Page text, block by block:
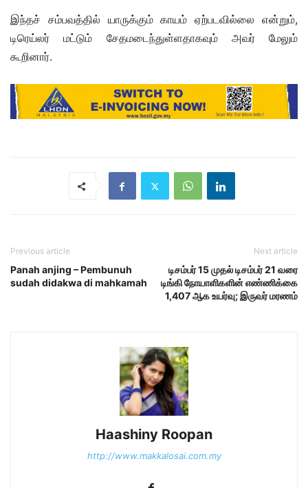
இந்தச் சம்பவத்தில் யாருக்கும் காயம் ஏற்படவில்லை என்றும்,
டிரெய்லர் மட்டும் சேதமடைந்துள்ளதாகவும் அவர் மேலும்
கூறினார்.
Previous article
Panah anjing – Pembunuh
sudah didakwa di mahkamah
Next article
டிசம்பர் 15 முதல் டிசம்பர் 21 வரை
டிங்கி நோயாளிகளின் எண்ணிக்கை
1,407 ஆக உயர்வு; இருவர் மரணம்
Haashiny Roopan
http://www.makkalosai.com.my